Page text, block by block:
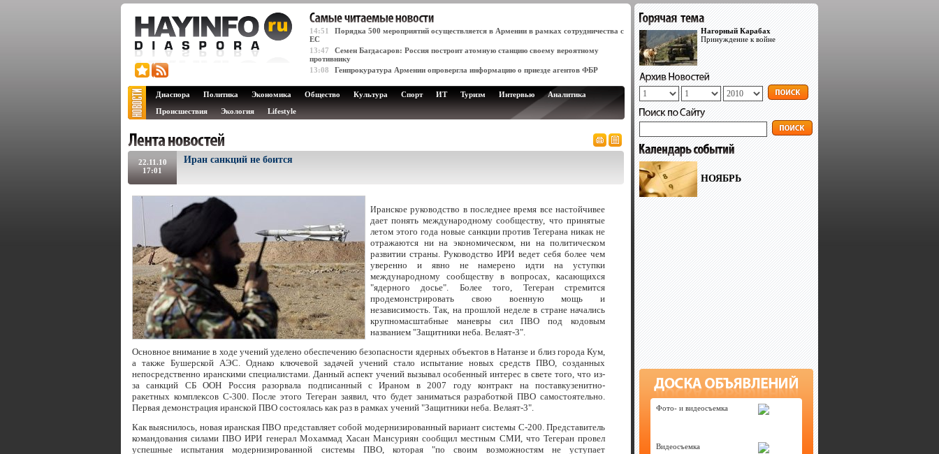
14:51
Порядка 500 мероприятий осуществляется в Армении в рамках сотрудничества с
ЕС
13:47
Семен Багдасаров: Россия построит атомную станцию своему вероятному
противнику
13:08
Генпрокуратура Армении опровергла информацию о приезде агентов ФБР
Диаспора Политика Экономика Общество Культура Спорт ИТ Туризм Интервью
Аналитика
Происшествия
Экология Lifestyle
22.11.10
17:01
Иран санкций не боится
Иранское руководство в последнее время все настойчивее
дает понять международному сообществу, что принятые
летом этого года новые санкции против Тегерана никак не
отражаются ни на экономическом, ни на политическом
развитии страны. Руководство ИРИ ведет себя более чем
уверенно и явно не намерено идти на уступки
международному сообществу в вопросах, касающихся
"ядерного досье". Более того, Тегеран стремится
продемонстрировать свою военную мощь и
независимость. Так, на прошлой неделе в стране начались
крупномасштабные маневры сил ПВО под кодовым
названием "Защитники неба. Велаят-3".
Основное внимание в ходе учений уделено обеспечению безопасности ядерных объектов в Натанзе и близ города Кум,
а также Бушерской АЭС. Однако ключевой задачей учений стало испытание новых средств ПВО, созданных
непосредственно иранскими специалистами. Данный аспект учений вызывал особенный интерес в свете того, что из-
за санкций СБ ООН Россия разорвала подписанный с Ираном в 2007 году контракт на поставкузенитно-
ракетных комплексов С-300. После этого Тегеран заявил, что будет заниматься разработкой ПВО самостоятельно.
Первая демонстрация иранской ПВО состоялась как раз в рамках учений "Защитники неба. Велаят-3".
Как выяснилось, новая иранская ПВО представляет собой модернизированный вариант системы С-200. Представитель
командования силами ПВО ИРИ генерал Мохаммад Хасан Мансуриян сообщил местным СМИ, что Тегеран провел
успешные испытания модернизированной системы ПВО, которая "по своим возможностям не уступает
Нагорный Карабах
Принуждение к войне
НОЯБРЬ
Фото- и видеосъемка
Видеосъемка